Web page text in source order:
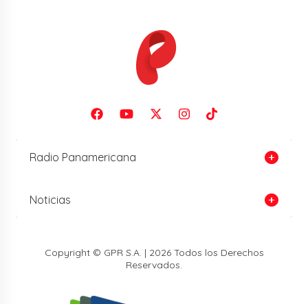
Radio Panamericana
Noticias
Copyright © GPR S.A. | 2026 Todos los Derechos
Reservados.